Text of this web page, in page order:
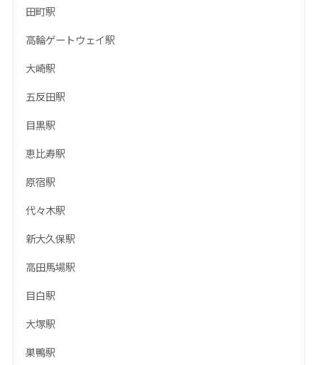
田町駅
高輪ゲートウェイ駅
大崎駅
五反田駅
目黒駅
恵比寿駅
原宿駅
代々木駅
新大久保駅
高田馬場駅
目白駅
大塚駅
巣鴨駅